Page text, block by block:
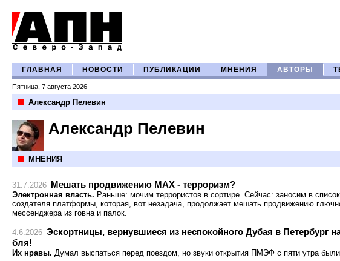
ГЛАВНАЯ НОВОСТИ ПУБЛИКАЦИИ МНЕНИЯ АВТОРЫ
Пятница, 7 августа 2026
Александр Пелевин
Александр Пелевин
МНЕНИЯ
31.7.2026 Мешать продвижению МАХ - терроризм?
Электронная власть. Раньше: мочим террористов в сортире. Сейчас: заносим в
создателя платформы, которая, вот незадача, продолжает мешать продвижению
мессенджера из говна и палок.
4.6.2026 Эскортницы, вернувшиеся из неспокойного Дубая в Петербург
бля!
Их нравы. Думал выспаться перед поездом, но звуки открытия ПМЭФ с пяти утра